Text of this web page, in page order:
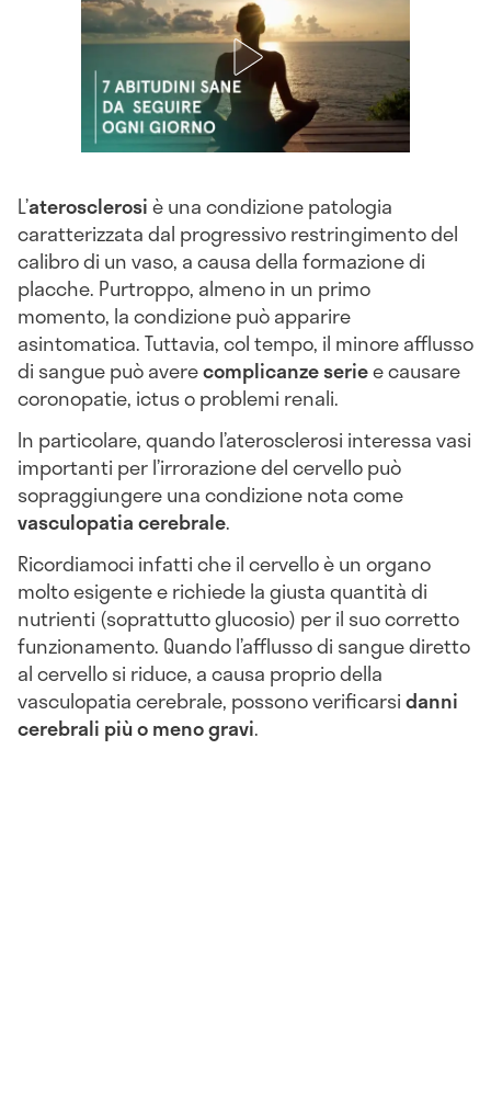
L’aterosclerosiè una condizione patologia
caratterizzata dal progressivo restringimento del
calibro di un vaso, a causa della formazione di
placche. Purtroppo, almeno in un primo
momento, la condizione può apparire
asintomatica. Tuttavia, col tempo, il minore afflusso
di sangue può averecomplicanze seriee causare
coronopatie, ictus o problemi renali.
In particolare, quando l’aterosclerosi interessa vasi
importanti per l’irrorazione del cervello può
sopraggiungere una condizione nota come
vasculopatia cerebrale.
Ricordiamoci infatti che il cervello è un organo
molto esigente e richiede la giusta quantità di
nutrienti (soprattutto glucosio) per il suo corretto
funzionamento. Quando l’afflusso di sangue diretto
al cervello si riduce, a causa proprio della
vasculopatia cerebrale, possono verificarsidanni
cerebrali più o meno gravi.